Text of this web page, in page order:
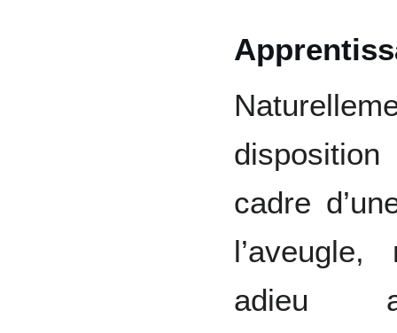
disposition
cadre
adieu